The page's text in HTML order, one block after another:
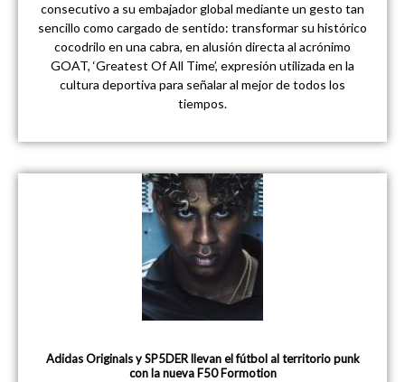
consecutivo a su embajador global mediante un gesto tan
sencillo como cargado de sentido: transformar su histórico
cocodrilo en una cabra, en alusión directa al acrónimo
GOAT, ‘Greatest Of All Time’, expresión utilizada en la
cultura deportiva para señalar al mejor de todos los
tiempos.
Adidas Originals y SP5DER llevan el fútbol al territorio punk
con la nueva F50 Formotion